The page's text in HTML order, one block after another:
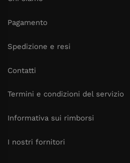
Pagamento
Spedizione e resi
Contatti
Termini e condizioni del servizio
Informativa sui rimborsi
I nostri fornitori